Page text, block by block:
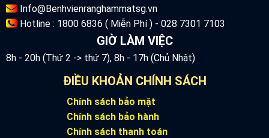
Info@Benhvienranghammatsg.vn
Hotline : 1800 6836 ( Miễn Phí ) - 028 7301 7103
GIỜ LÀM VIỆC
8h - 20h (Thứ 2 -> thứ 7), 8h - 17h (Chủ Nhật)
ĐIỀU KHOẢN CHÍNH SÁCH
Chính sách bảo mật
Chính sách bảo hành
Chính sách thanh toán